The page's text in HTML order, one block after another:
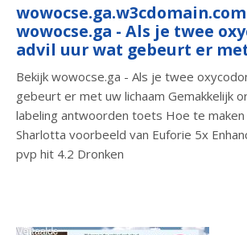
wowocse.ga - Als je twee
advil uur wat gebeurt er
Bekijk wowocse.ga - Als je twee
gebeurt er met uw lichaam Gemakkelijk
labeling antwoorden toets Hoe te maken
Sharlotta voorbeeld van Euforie 5x
pvp hit 4.2 Dronken